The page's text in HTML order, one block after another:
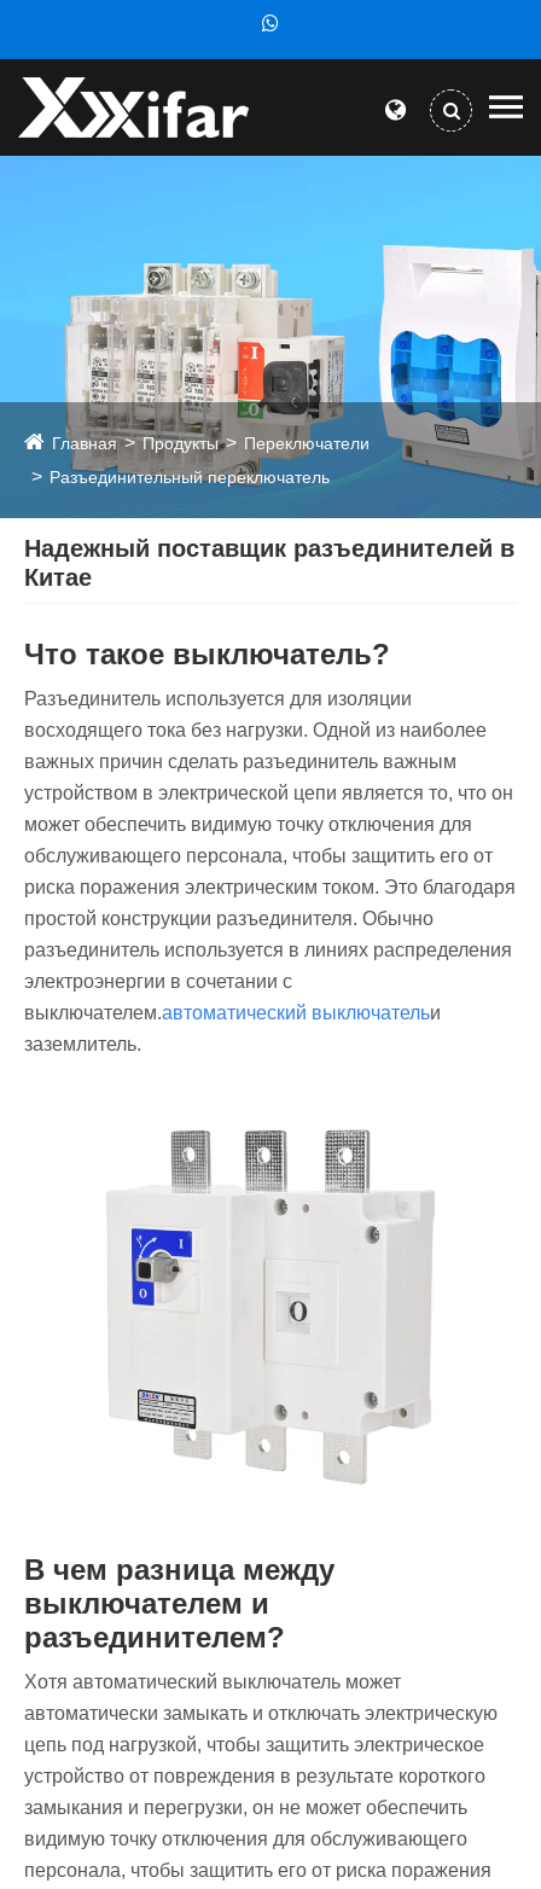
Главная Продукты
Переключатели
Разъединительный переключатель
Надежный поставщик разъединителей в
Китае
Что такое выключатель?
Разъединитель используется для изоляции
восходящего тока без нагрузки. Одной из наиболее
важных причин сделать разъединитель важным
устройством в электрической цепи является то, что он
может обеспечить видимую точку отключения для
обслуживающего персонала, чтобы защитить его от
риска поражения электрическим током. Это благодаря
простой конструкции разъединителя. Обычно
разъединитель используется в линиях распределения
электроэнергии в сочетании с
выключателем.автоматический выключательи
заземлитель.
В чем разница между
выключателем и
разъединителем?
Хотя автоматический выключатель может
автоматически замыкать и отключать электрическую
цепь под нагрузкой, чтобы защитить электрическое
устройство от повреждения в результате короткого
замыкания и перегрузки, он не может обеспечить
видимую точку отключения для обслуживающего
персонала, чтобы защитить его от риска поражения